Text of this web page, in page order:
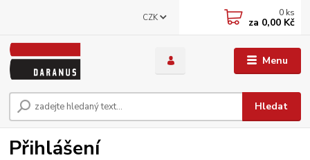
Menu
CZK
Hledat
0 ks
za 0,00 Kč
Přihlášení